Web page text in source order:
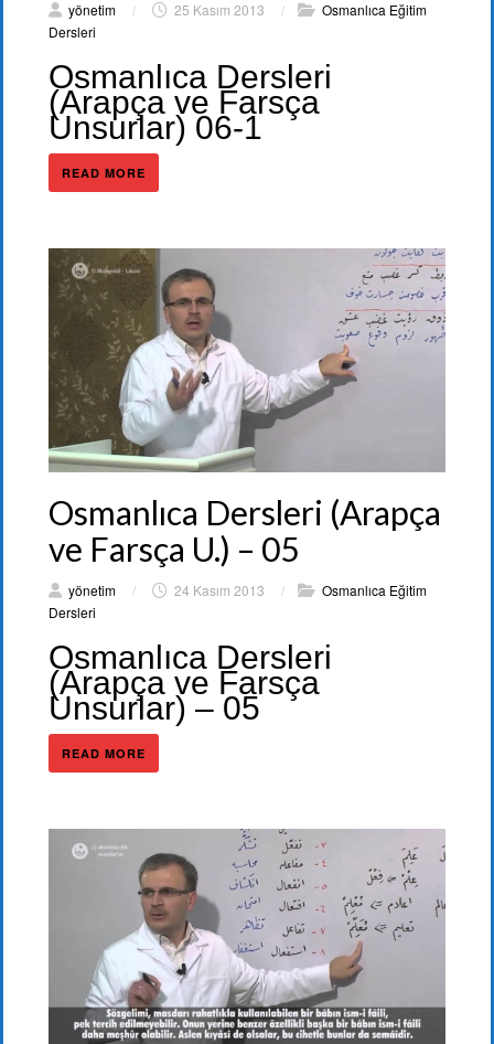
yönetim / 25 Kasım 2013 /
Osmanlıca Eğitim
Dersleri
Osmanlıca Dersleri
(Arapça ve Farsça
Unsurlar) 06-1
READ MORE
Osmanlıca Dersleri (Arapça
ve Farsça U.) – 05
yönetim / 24 Kasım 2013 /
Osmanlıca Eğitim
Dersleri
Osmanlıca Dersleri
(Arapça ve Farsça
Unsurlar) – 05
READ MORE